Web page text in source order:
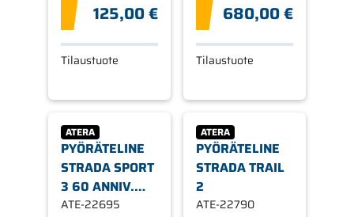
125,00 €
Tilaustuote
680,00 €
Tilaustuote
ATERA
PYÖRÄTELINE
STRADA SPORT
3 60 ANNIV.
BLACK EDITION
ATE-22695
ATERA
PYÖRÄTELINE
STRADA TRAIL
2
ATE-22790